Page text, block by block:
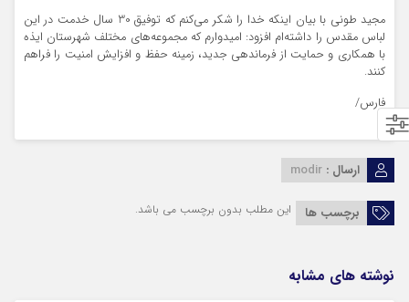
مجید طونی با بیان اینکه خدا را شکر می‌کنم که توفیق 30 سال خدمت در این
لباس مقدس را داشته‌ام افزود: امیدوارم که مجموعه‌های مختلف شهرستان ایذه
با همکاری و حمایت از فرماندهی جدید، زمینه حفظ و افزایش امنیت را فراهم
کنند.
فارس/
ارسال : modir
برچسب ها این مطلب بدون برچسب می باشد.
نوشته های مشابه